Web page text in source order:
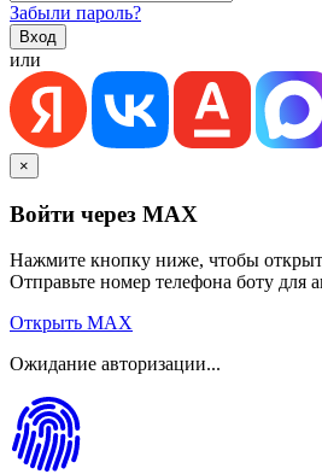
Забыли пароль?
или
×
Войти через MAX
Нажмите кнопку ниже, чтобы
Отправьте номер телефона боту для
Открыть MAX
Ожидание авторизации...